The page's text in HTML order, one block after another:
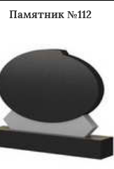
Памятник №112